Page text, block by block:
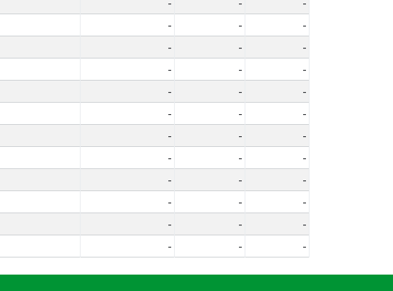
- -
-
- -
-
- -
-
- -
-
- -
-
- -
-
- -
-
- -
-
- -
-
- -
-
- - -